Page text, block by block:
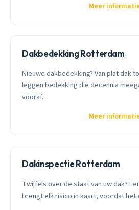
Meer
Dakbedekking Rotterdam
Nieuwe dakbedekking? Van plat dak
leggen bedekking die decennia
vooraf.
Meer
Dakinspectie Rotterdam
Twijfels over de staat van uw dak?
brengt elk risico in kaart, voordat het